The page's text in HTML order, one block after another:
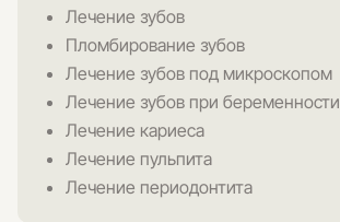
Лечение зубов
Пломбирование зубов
Лечение зубов под микроскопом
Лечение зубов при беременности
Лечение кариеса
Лечение пульпита
Лечение периодонтита